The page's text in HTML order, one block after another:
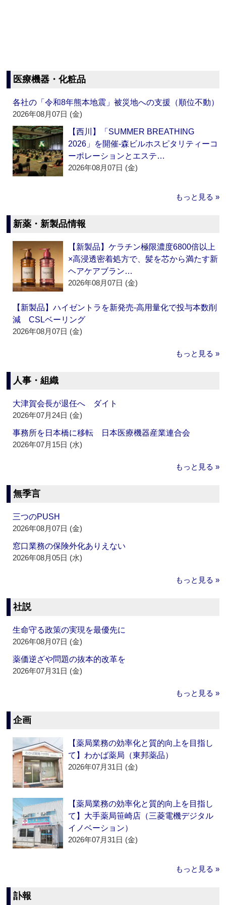
医療機器・化粧品
各社の「令和8年熊本地震」被災地への支援（順位不動）
2026年08月07日 (金)
【西川】「SUMMER BREATHING
2026」を開催‐森ビルホスピタリティーコ
ーポレーションとエステ…
2026年08月07日 (金)
もっと見る »
新薬・新製品情報
【新製品】ケラチン極限濃度6800倍以上
×高浸透密着処方で、髪を芯から満たす新
ヘアケアブラン…
2026年08月07日 (金)
【新製品】ハイゼントラを新発売‐高用量化で投与本数削
減 CSLベーリング
2026年08月07日 (金)
もっと見る »
人事・組織
大津賀会長が退任へ ダイト
2026年07月24日 (金)
事務所を日本橋に移転 日本医療機器産業連合会
2026年07月15日 (水)
もっと見る »
無季言
三つのPUSH
2026年08月07日 (金)
窓口業務の保険外化ありえない
2026年08月05日 (水)
もっと見る »
社説
生命守る政策の実現を最優先に
2026年08月07日 (金)
薬価逆ざや問題の抜本的改革を
2026年07月31日 (金)
もっと見る »
企画
【薬局業務の効率化と質的向上を目指し
て】わかば薬局（東邦薬品）
2026年07月31日 (金)
【薬局業務の効率化と質的向上を目指し
て】大手薬局笹崎店（三菱電機デジタル
イノベーション）
2026年07月31日 (金)
もっと見る »
訃報